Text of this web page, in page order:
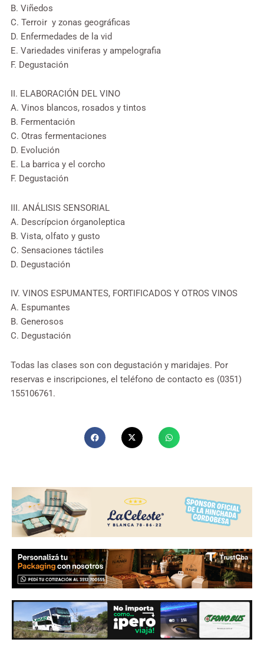
B. Viñedos
C. Terroir y zonas geográficas
D. Enfermedades de la vid
E. Variedades viniferas y ampelografia
F. Degustación
II. ELABORACIÓN DEL VINO
A. Vinos blancos, rosados y tintos
B. Fermentación
C. Otras fermentaciones
D. Evolución
E. La barrica y el corcho
F. Degustación
III. ANÁLISIS SENSORIAL
A. Descrípcion órganoleptica
B. Vista, olfato y gusto
C. Sensaciones táctiles
D. Degustación
IV. VINOS ESPUMANTES, FORTIFICADOS Y OTROS VINOS
A. Espumantes
B. Generosos
C. Degustación
Todas las clases son con degustación y maridajes. Por
reservas e inscripciones, el teléfono de contacto es (0351)
155106761.